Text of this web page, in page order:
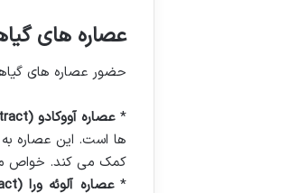
عصاره های
حضور عصاره های
*عصاره آووکادو (Avocado Extract):
ها است. این عصاره
کمک می کند. خواص
*عصاره آلوئه ورا (Aloe Vera Extract):